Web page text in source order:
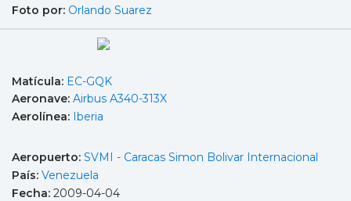
Foto por: Orlando Suarez
Matícula: EC-GQK
Aeronave: Airbus A340-313X
Aerolínea: Iberia
Aeropuerto: SVMI - Caracas Simon Bolivar Internacional
País: Venezuela
Fecha: 2009-04-04